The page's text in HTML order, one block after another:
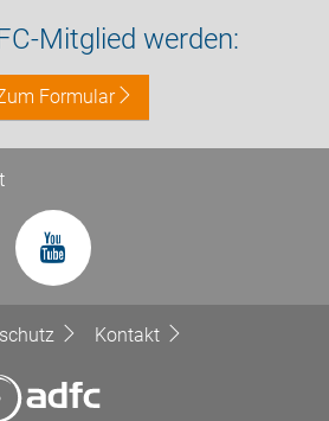
Mitglied werden:
Formular
Kontakt